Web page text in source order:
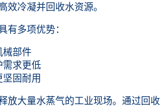
效冷凝并回收水资源。
有多项优势：
械部件
需求更低
固耐用
放大量水蒸气的工业现场。通过回收